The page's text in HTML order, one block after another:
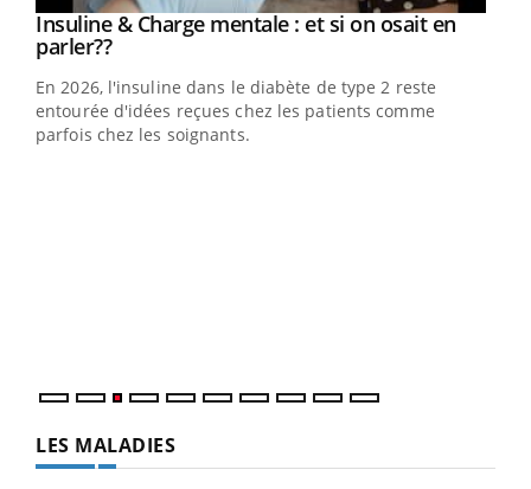
Youtube
Insuline & Charge mentale : et si on osait en
parler??Youtube
En 2026, l'insuline dans le diabète de type 2 reste
entourée d'idées reçues chez les patients comme
parfois chez les soignants.
LES MALADIES